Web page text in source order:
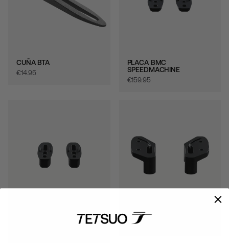
CUÑA BTA
€‎14.95
PLACA BMC
SPEEDMACHINE
€‎159.95
DISEÑO DEL PERFIL
PLACA REDONDEADA 31.8
€‎159.95